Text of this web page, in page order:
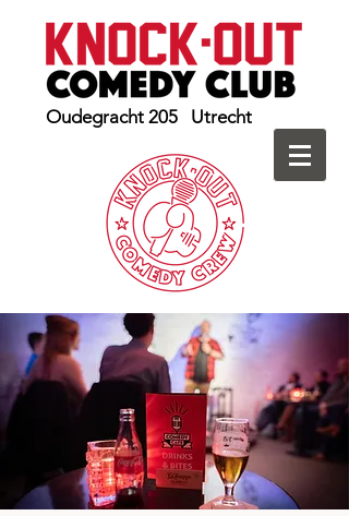
Oudegracht 205 Utrecht